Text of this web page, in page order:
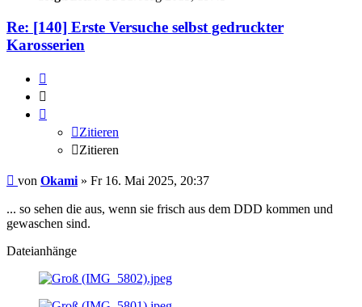
Re: [140] Erste Versuche selbst gedruckter
Karosserien
Zitieren
Zitieren
Beitrag
von Okami » Fr 16. Mai 2025, 20:37
... so sehen die aus, wenn sie frisch aus dem DDD kommen und
gewaschen sind.
Dateianhänge